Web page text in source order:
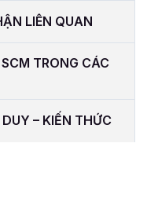
LIÊN QUAN
TRONG CÁC
– KIẾN THỨC